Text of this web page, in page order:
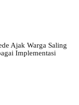
Ajak Warga Saling
Implementasi